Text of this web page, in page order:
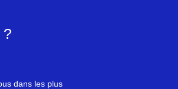
?
dans les plus